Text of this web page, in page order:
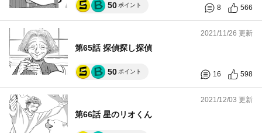
50 ポイント 8 566
2021/11/26 更新
第65話 探偵探し探偵
50 ポイント 16 598
2021/12/03 更新
第66話 星のリオくん